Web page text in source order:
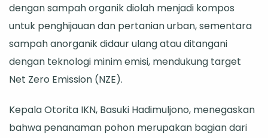
dengan sampah organik diolah menjadi kompos
untuk penghijauan dan pertanian urban, sementara
sampah anorganik didaur ulang atau ditangani
dengan teknologi minim emisi, mendukung target
Net Zero Emission (NZE).
Kepala Otorita IKN, Basuki Hadimuljono, menegaskan
bahwa penanaman pohon merupakan bagian dari